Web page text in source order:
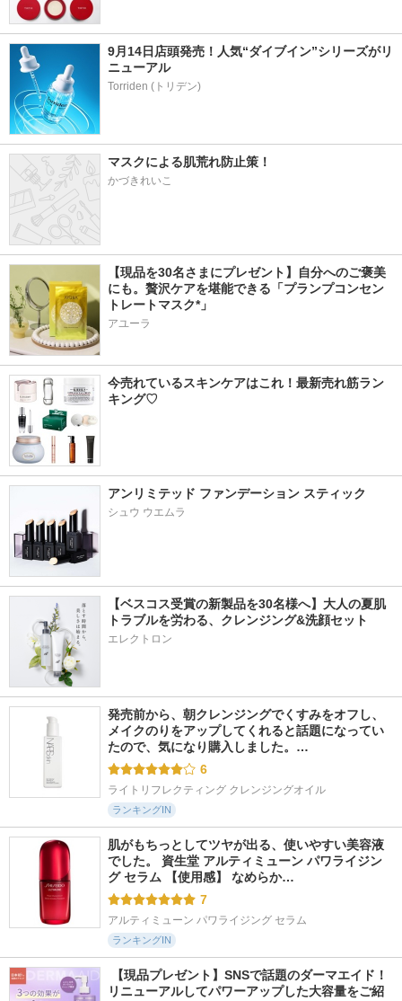
9月14日店頭発売！人気“ダイブイン”シリーズがリ
ニューアル
マスクによる肌荒れ防止策！
かづきれいこ
【現品を30名さまにプレゼント】自分へのご褒美
にも。贅沢ケアを堪能できる「プランプコンセン
トレートマスク*」
アユーラ
今売れているスキンケアはこれ！最新売れ筋ラン
キング♡
アンリミテッド ファンデーション スティック
シュウ ウエムラ
【ベスコス受賞の新製品を30名様へ】大人の夏肌
トラブルを労わる、クレンジング&洗顔セット
エレクトロン
発売前から、朝クレンジングでくすみをオフし、
メイクのりをアップしてくれると話題になってい
たので、気になり購入しました。…
6
ライトリフレクティング クレンジングオイル
ランキングIN
肌がもちっとしてツヤが出る、使いやすい美容液
でした。 資生堂 アルティミューン パワライジン
グ セラム 【使用感】 なめらか…
7
アルティミューン パワライジング セラム
ランキングIN
【現品プレゼント】SNSで話題のダーマエイド！
リニューアルしてパワーアップした大容量をご紹